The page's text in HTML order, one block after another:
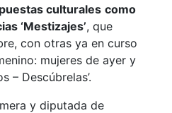
culturales como
‘Mestizajes’, que
con otras ya en curso
mujeres de ayer y
– Descúbrelas’.
y diputada de